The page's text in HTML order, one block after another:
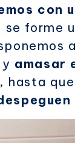
con
se forme
amasar
, hasta que